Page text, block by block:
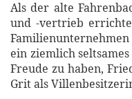
Als der alte
und -vertrieb
ein ziemlich
Freude zu haben,
Grit als